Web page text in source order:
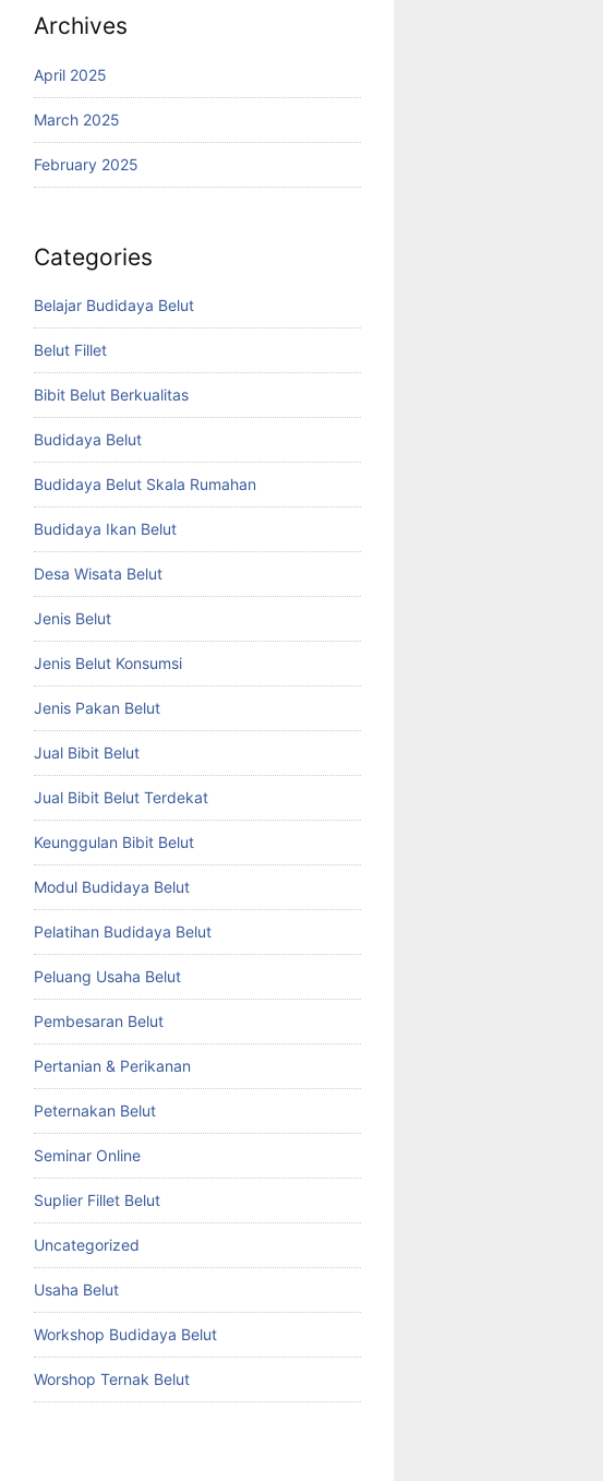
Archives
April 2025
March 2025
February 2025
Categories
Belajar Budidaya Belut
Belut Fillet
Bibit Belut Berkualitas
Budidaya Belut
Budidaya Belut Skala Rumahan
Budidaya Ikan Belut
Desa Wisata Belut
Jenis Belut
Jenis Belut Konsumsi
Jenis Pakan Belut
Jual Bibit Belut
Jual Bibit Belut Terdekat
Keunggulan Bibit Belut
Modul Budidaya Belut
Pelatihan Budidaya Belut
Peluang Usaha Belut
Pembesaran Belut
Pertanian & Perikanan
Peternakan Belut
Seminar Online
Suplier Fillet Belut
Uncategorized
Usaha Belut
Workshop Budidaya Belut
Worshop Ternak Belut